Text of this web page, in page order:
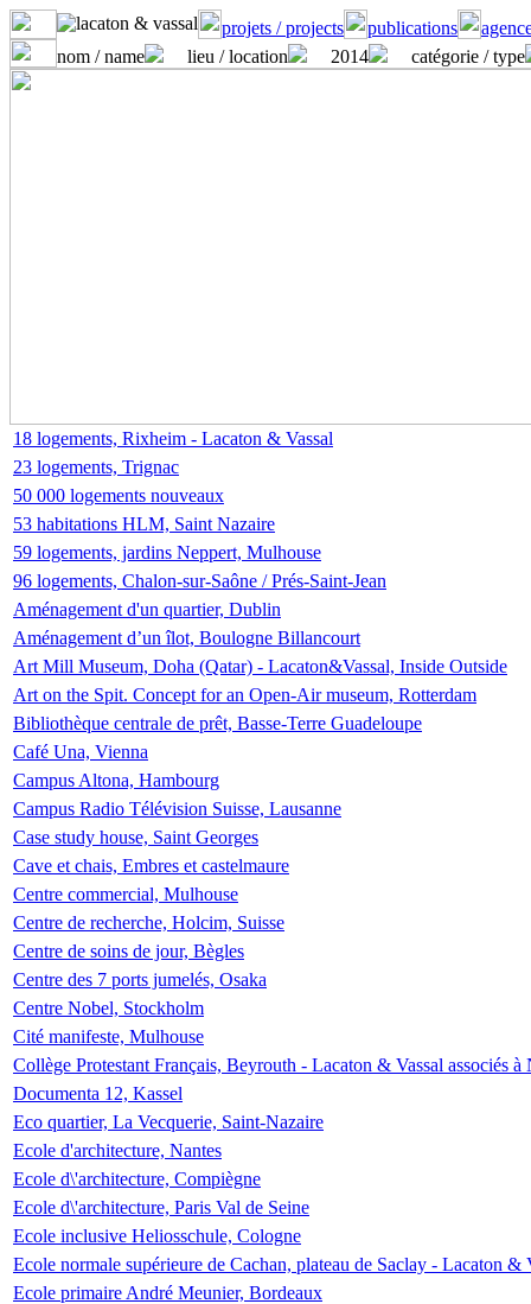
projets / projects publications
nom / name
lieu / location 2014 catégorie / type
18 logements, Rixheim - Lacaton & Vassal
23 logements, Trignac
50 000 logements nouveaux
53 habitations HLM, Saint Nazaire
59 logements, jardins Neppert, Mulhouse
96 logements, Chalon-sur-Saône / Prés-Saint-Jean
Aménagement d'un quartier, Dublin
Aménagement d’un îlot, Boulogne Billancourt
Art Mill Museum, Doha (Qatar) - Lacaton&Vassal, Inside Outside
Art on the Spit. Concept for an Open-Air museum, Rotterdam
Bibliothèque centrale de prêt, Basse-Terre Guadeloupe
Café Una, Vienna
Campus Altona, Hambourg
Campus Radio Télévision Suisse, Lausanne
Case study house, Saint Georges
Cave et chais, Embres et castelmaure
Centre commercial, Mulhouse
Centre de recherche, Holcim, Suisse
Centre de soins de jour, Bègles
Centre des 7 ports jumelés, Osaka
Centre Nobel, Stockholm
Cité manifeste, Mulhouse
Collège Protestant Français, Beyrouth - Lacaton & Vassal associés
Documenta 12, Kassel
Eco quartier, La Vecquerie, Saint-Nazaire
Ecole d'architecture, Nantes
Ecole d\'architecture, Compiègne
Ecole d\'architecture, Paris Val de Seine
Ecole inclusive Heliosschule, Cologne
Ecole normale supérieure de Cachan, plateau de Saclay - Lacaton &
Ecole primaire André Meunier, Bordeaux